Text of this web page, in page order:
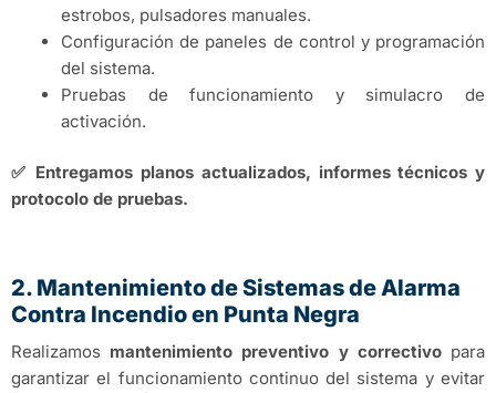
estrobos, pulsadores manuales.
Configuración de paneles de control y programación
del sistema.
Pruebas de funcionamiento y simulacro de
activación.
✅ Entregamos planos actualizados, informes técnicos y
protocolo de pruebas.
2. Mantenimiento de Sistemas de Alarma
Contra Incendio en Punta Negra
Realizamos mantenimiento preventivo y correctivopara
garantizar el funcionamiento continuo del sistema y evitar